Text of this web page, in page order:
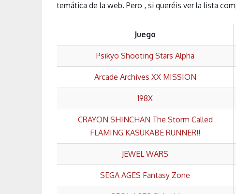
temática de la web. Pero , si queréis ver la lista
Juego
Psikyo Shooting Stars Alpha
Arcade Archives XX MISSION
198X
CRAYON SHINCHAN The Storm Called
FLAMING KASUKABE RUNNER!!
JEWEL WARS
SEGA AGES Fantasy Zone